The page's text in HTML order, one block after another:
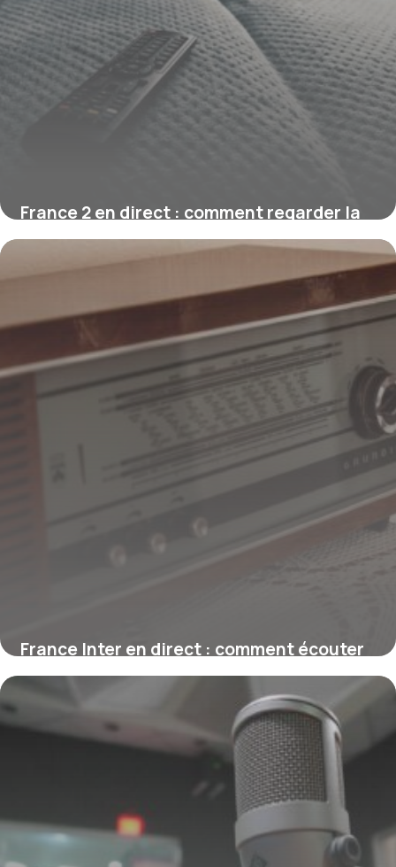
France 2 en direct : comment regarder la
chaîne gratuitement
1 août 2026
France Inter en direct : comment écouter
la radio en live